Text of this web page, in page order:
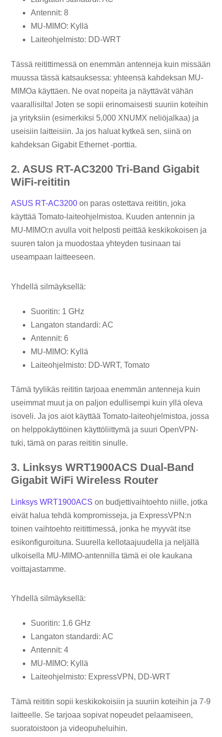
Antennit: 8
MU-MIMO: Kyllä
Laiteohjelmisto: DD-WRT
Tässä reitittimessä on enemmän antenneja kuin missään
muussa tässä katsauksessa: yhteensä kahdeksan MU-
MIMOa käyttäen. Ne ovat nopeita ja näyttävät vähän
vaarallisilta! Joten se sopii erinomaisesti suuriin koteihin
ja yrityksiin (esimerkiksi 5,000 XNUMX neliöjalkaa) ja
useisiin laitteisiin. Ja jos haluat kytkeä sen, siinä on
kahdeksan Gigabit Ethernet -porttia.
2. ASUS RT-AC3200 Tri-Band Gigabit
WiFi-reititin
ASUS RT-AC3200 on paras ostettava reititin, joka
käyttää Tomato-laiteohjelmistoa. Kuuden antennin ja
MU-MIMO:n avulla voit helposti peittää keskikokoisen ja
suuren talon ja muodostaa yhteyden tusinaan tai
useampaan laitteeseen.
Yhdellä silmäyksellä:
Suoritin: 1 GHz
Langaton standardi: AC
Antennit: 6
MU-MIMO: Kyllä
Laiteohjelmisto: DD-WRT, Tomato
Tämä tyylikäs reititin tarjoaa enemmän antenneja kuin
useimmat muut ja on paljon edullisempi kuin yllä oleva
isoveli. Ja jos aiot käyttää Tomato-laiteohjelmistoa, jossa
on helppokäyttöinen käyttöliittymä ja suuri OpenVPN-
tuki, tämä on paras reititin sinulle.
3. Linksys WRT1900ACS Dual-Band
Gigabit WiFi Wireless Router
Linksys WRT1900ACS on budjettivaihtoehto niille, jotka
eivät halua tehdä kompromisseja, ja ExpressVPN:n
toinen vaihtoehto reitittimessä, jonka he myyvät itse
esikonfiguroituna. Suurella kellotaajuudella ja neljällä
ulkoisella MU-MIMO-antennilla tämä ei ole kaukana
voittajastamme.
Yhdellä silmäyksellä:
Suoritin: 1.6 GHz
Langaton standardi: AC
Antennit: 4
MU-MIMO: Kyllä
Laiteohjelmisto: ExpressVPN, DD-WRT
Tämä reititin sopii keskikokoisiin ja suuriin koteihin ja 7-9
laitteelle. Se tarjoaa sopivat nopeudet pelaamiseen,
suoratoistoon ja videopuheluihin.